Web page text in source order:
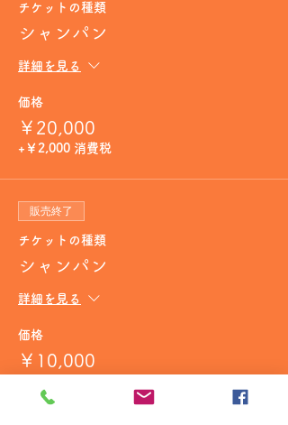
チケットの種類
シャンパン
詳細を見る
価格
￥20,000
+￥2,000 消費税
販売終了
チケットの種類
シャンパン
詳細を見る
価格
￥10,000